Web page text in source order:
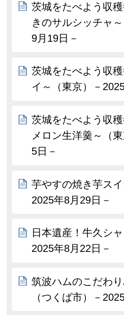
茨城をたべよう収
きのサルシッチャ
9月19日－
茨城をたべよう収
イ～（東京）－
茨城をたべよう収
メロン生洋羹～（
5日－
芋やすの焼き芋ス
2025年8月29日－
日本遺産！牛久シ
2025年8月22日－
筑波ハムのこだわ
（つくば市）－